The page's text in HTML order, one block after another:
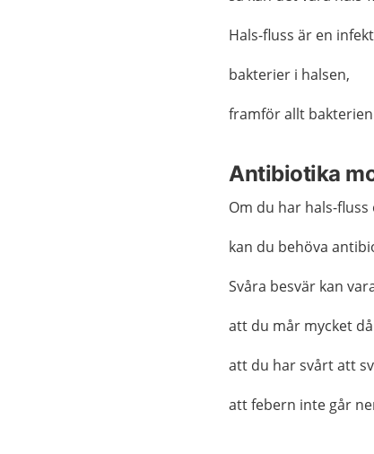
Hals-fluss är en
bakterier i halsen,
framför allt
Antibiotika
Om du har hals-
kan du behöva
Svåra besvär kan
att du mår mycket
att du har svårt att
att febern inte går